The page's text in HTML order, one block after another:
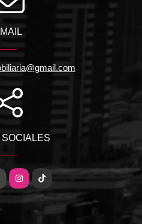
Instagram
TikTok